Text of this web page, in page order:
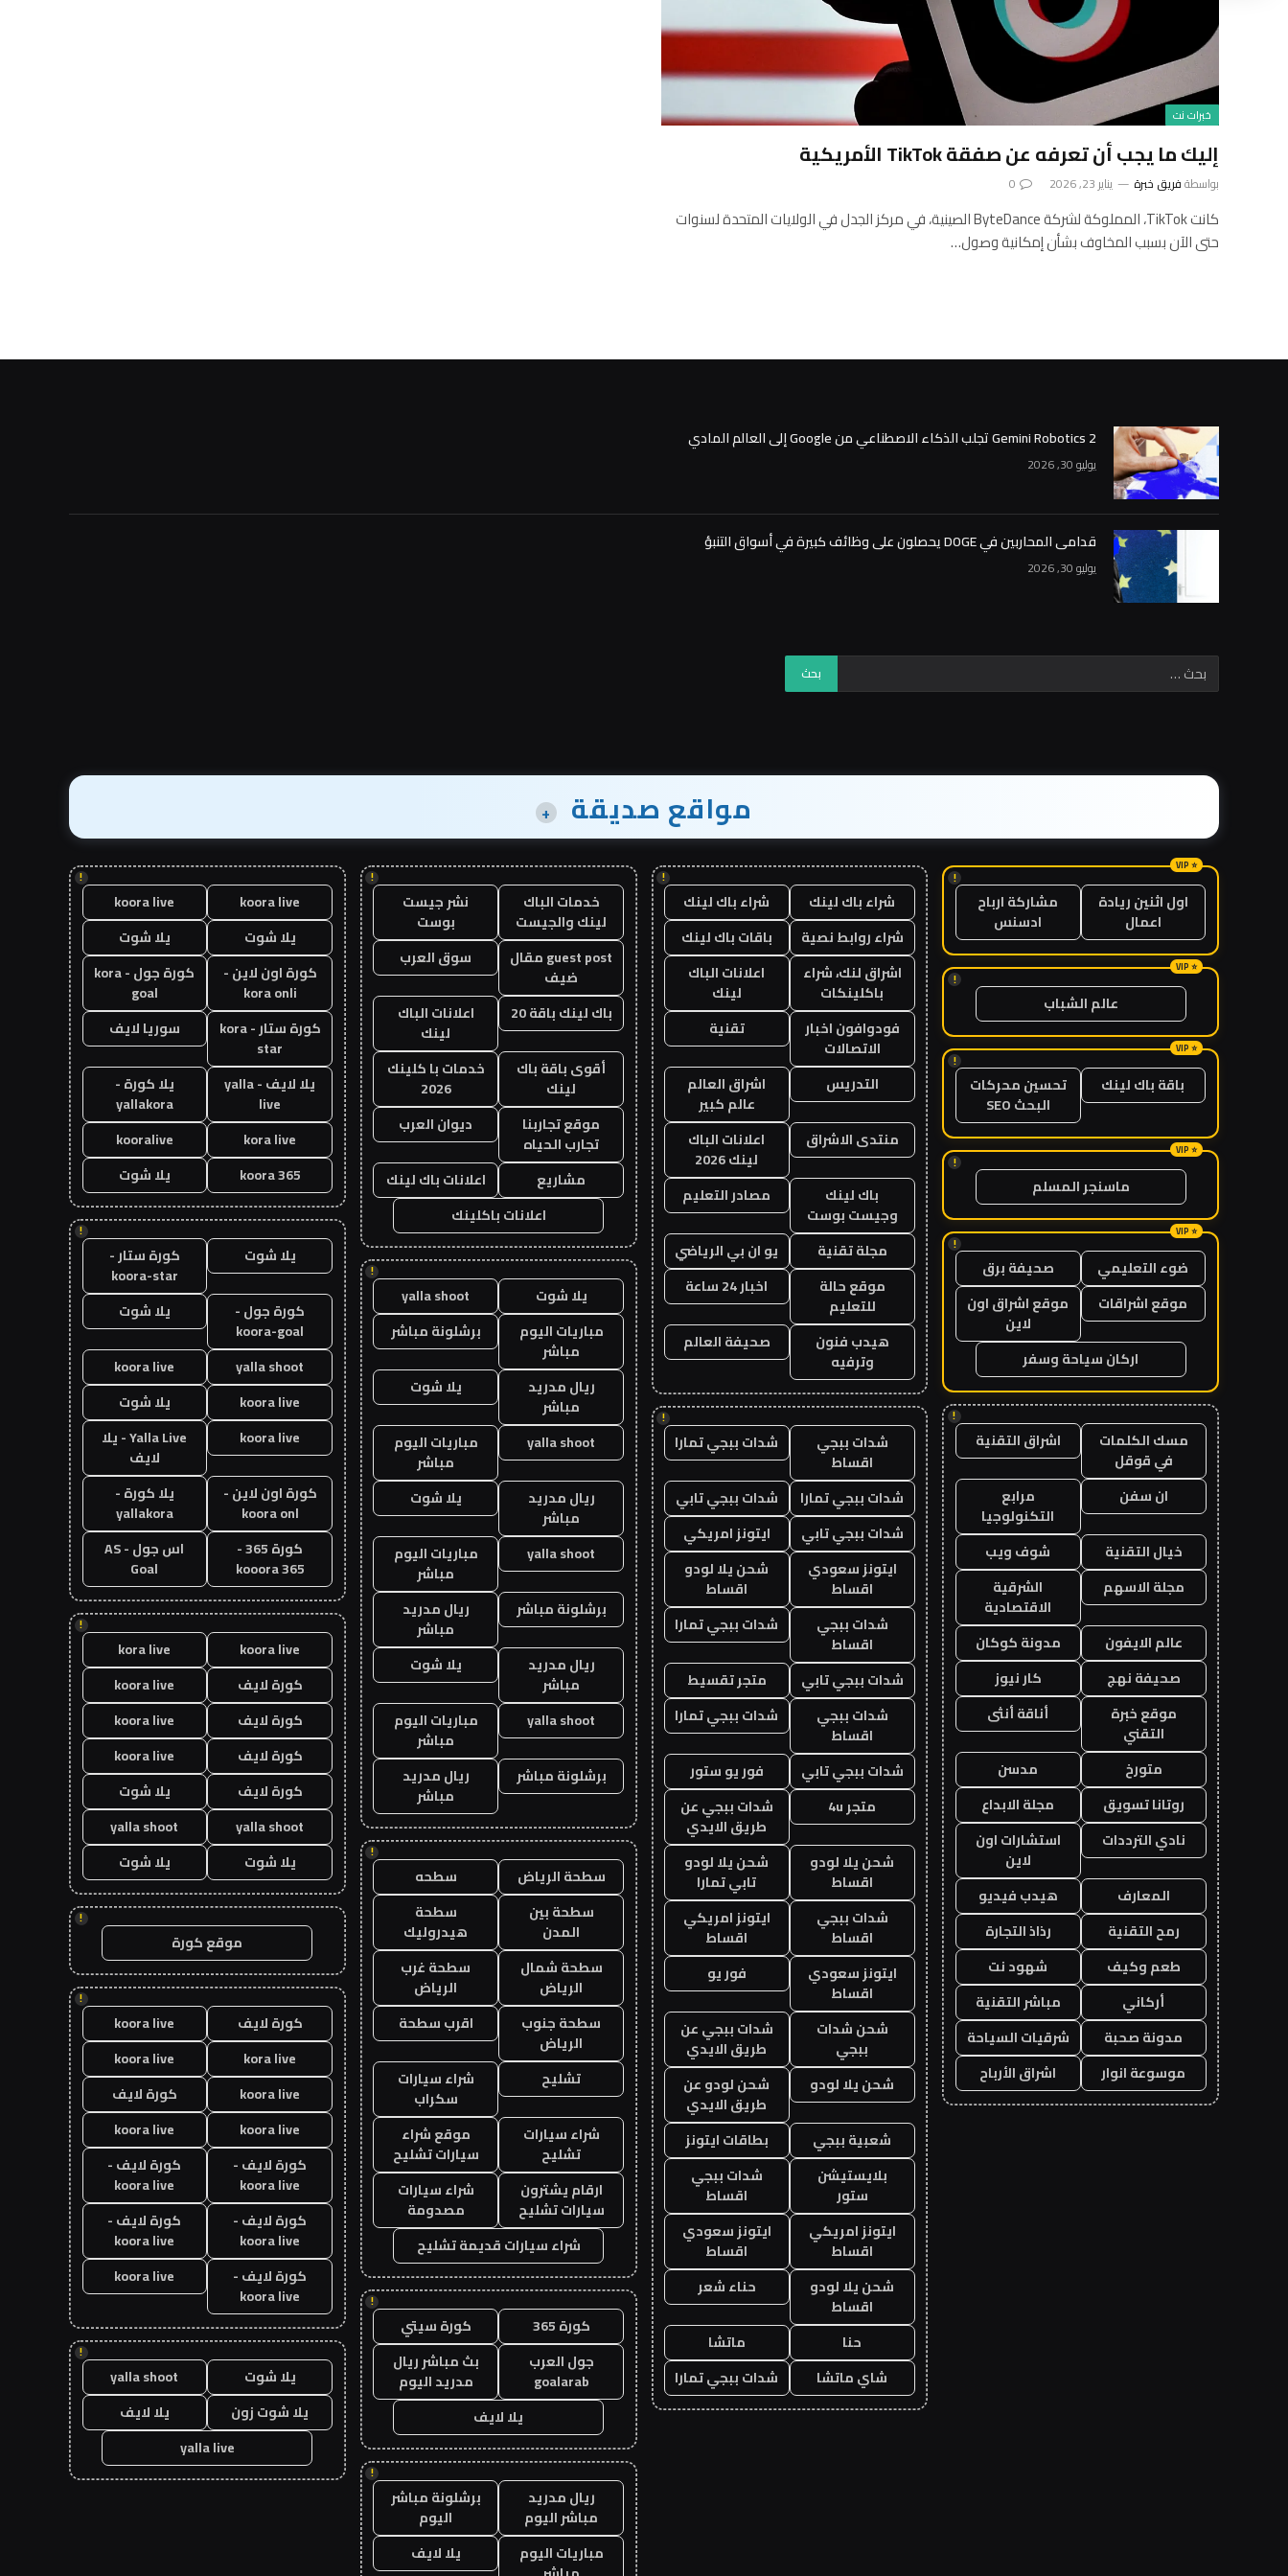
خبرات نت
إليك ما يجب أن تعرفه عن صفقة TikTok الأمريكية
بواسطةفريق خبرة يناير 23, 2026 0
كانت TikTok، المملوكة لشركة ByteDance الصينية، في مركز الجدل في الولايات المتحدة لسنوات
حتى الآن بسبب المخاوف بشأن إمكانية وصول…
Gemini Robotics 2 تجلب الذكاء الاصطناعي من Google إلى العالم المادي
يوليو 30, 2026
قدامى المحاربين في DOGE يحصلون على وظائف كبيرة في أسواق التنبؤ
يوليو 30, 2026
مواقع صديقة +
!
اول اثنين ريادة
اعمال
مشاركة ارباح
ادسنس
!
عالم الشباب
!
باقة باك لينك
تحسين محركات
البحث SEO
!
ماسنجر المسلم
!
ضوء التعليمي
صحيفة برق
موقع اشراقات
موقع اشراق اون
لاين
اركان سياحة وسفر
!
مسك الكلمات
في قوقل
اشراق التقنية
ان سفن
مرابع
التكنولوجيا
خيال التقنية
شوف ويب
مجلة الاسهم
الشرقية
الاقتصادية
عالم الايفون
مدونة كوكان
صحيفة نهج
كار نيوز
موقع خبرة
التقني
أناقة أنثى
متورخ
مدسن
روتانا تسويق
مجلة الابداع
نادي الترددات
استشارات اون
لاين
المعارف
هيدب فيديو
رمح التقنية
رذاذ التجارة
طعم وكيف
شهود نت
أركاني
مباشر التقنية
مدونة صحبة
شرقيات السياحة
موسوعة انوار
اشراق الأرباح
!
شراء باك لينك
شراء باك لينك
شراء روابط نصية
باقات باك لينك
اشراق لنك، شراء
باكلينكات
اعلانات الباك
لينك
فودوافون اخبار
الاتصالات
تقنية
التدريس
اشراق العالم
عالم كبير
منتدى الاشراق
اعلانات الباك
لينك 2026
باك لينك
وجيست بوست
مصادر التعليم
مجلة تقنية
يو ان بي الرياضي
موقع حالة
للتعليم
اخبار 24 ساعة
هيدب فنون
وترفيه
صحيفة العالم
!
شدات ببجي
اقساط
شدات ببجي تمارا
شدات ببجي تمارا
شدات ببجي تابي
شدات ببجي تابي
ايتونز امريكي
ايتونز سعودي
اقساط
شحن يلا لودو
اقساط
شدات ببجي
اقساط
شدات ببجي تمارا
شدات ببجي تابي
متجر تقسيط
شدات ببجي
اقساط
شدات ببجي تمارا
شدات ببجي تابي
فور يو ستور
متجر 4u
شدات ببجي عن
طريق الايدي
شحن يلا لودو
اقساط
شحن يلا لودو
تابي تمارا
شدات ببجي
اقساط
ايتونز امريكي
اقساط
ايتونز سعودي
اقساط
فور يو
شحن شدات
ببجي
شدات ببجي عن
طريق الايدي
شحن يلا لودو
شحن لودو عن
طريق الايدي
شعبية ببجي
بطاقات ايتونز
بلايستيشن
ستور
شدات ببجي
اقساط
ايتونز امريكي
اقساط
ايتونز سعودي
اقساط
شحن يلا لودو
اقساط
حناء شعر
حنا
ماتشا
شاي ماتشا
شدات ببجي تمارا
!
خدمات الباك
لينك والجيست
نشر جيست
بوست
guest post مقال
ضيف
سوق العرب
باك لينك باقة 20
اعلانات الباك
لينك
أقوى باقة باك
لينك
خدمات با كلينك
2026
موقع تجاربنا
تجارب الحياه
ديوان العرب
مشاريع
اعلانات باك لينك
اعلانات باكلينك
!
يلا شوت
yalla shoot
مباريات اليوم
مباشر
برشلونة مباشر
ريال مدريد
مباشر
يلا شوت
yalla shoot
مباريات اليوم
مباشر
ريال مدريد
مباشر
يلا شوت
yalla shoot
مباريات اليوم
مباشر
برشلونة مباشر
ريال مدريد
مباشر
ريال مدريد
مباشر
يلا شوت
yalla shoot
مباريات اليوم
مباشر
برشلونة مباشر
ريال مدريد
مباشر
!
سطحة الرياض
سطحه
سطحة بين
المدن
سطحة
هيدروليك
سطحة شمال
الرياض
سطحة غرب
الرياض
سطحة جنوب
الرياض
اقرب سطحة
تشليح
شراء سيارات
سكراب
شراء سيارات
تشليح
موقع شراء
سيارات تشليح
ارقام يشترون
سيارات تشليح
شراء سيارات
مصدومة
شراء سيارات قديمة تشليح
!
كورة 365
كورة سيتي
جول العرب
goalarab
بث مباشر ريال
مدريد اليوم
يلا لايف
!
ريال مدريد
مباشر اليوم
برشلونة مباشر
اليوم
مباريات اليوم
يلا لايف
!
koora live
koora live
يلا شوت
يلا شوت
كورة اون لاين -
kora onli
كورة جول - kora
goal
كورة ستار - kora
star
سوريا لايف
يلا لايف - yalla
live
يلا كورة -
yallakora
kora live
kooralive
koora 365
يلا شوت
!
يلا شوت
كورة ستار -
koora-star
كورة جول -
koora-goal
يلا شوت
yalla shoot
koora live
koora live
يلا شوت
koora live
Yalla Live - يلا
لايف
كورة اون لاين -
koora onl
يلا كورة -
yallakora
كورة 365 -
kooora 365
اس جول - AS
Goal
!
koora live
kora live
كورة لايف
koora live
كورة لايف
koora live
كورة لايف
koora live
كورة لايف
يلا شوت
yalla shoot
yalla shoot
يلا شوت
يلا شوت
!
موقع كورة
!
كورة لايف
koora live
kora live
koora live
koora live
كورة لايف
koora live
koora live
كورة لايف -
koora live
كورة لايف -
koora live
كورة لايف -
koora live
كورة لايف -
koora live
كورة لايف -
koora live
koora live
!
يلا شوت
yalla shoot
يلا شوت زون
يلا لايف
yalla live